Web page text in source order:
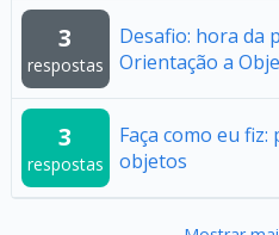
3
respostas
Desafio: hora da
Orientação a
3
respostas
Faça como eu
objetos